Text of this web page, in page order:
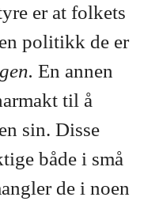
er at folkets
politikk de er
En annen
til å
sin. Disse
både i små
de i noen